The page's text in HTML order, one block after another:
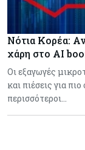
Νότια Κορέα:
χάρη στο AI
Οι εξαγωγές
και πιέσεις για
περισσότεροι…